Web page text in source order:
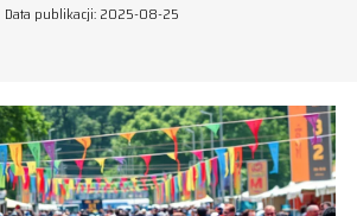
Data publikacji: 2025-08-25